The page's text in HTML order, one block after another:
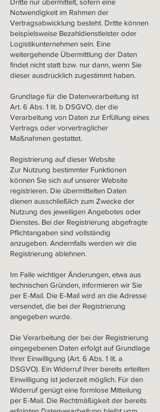
Dritte nur übermittelt, sofern eine
Notwendigkeit im Rahmen der
Vertragsabwicklung besteht. Dritte können
beispielsweise Bezahldienstleister oder
Logistikunternehmen sein. Eine
weitergehende Übermittlung der Daten
findet nicht statt bzw. nur dann, wenn Sie
dieser ausdrücklich zugestimmt haben.
Grundlage für die Datenverarbeitung ist
Art. 6 Abs. 1 lit. b DSGVO, der die
Verarbeitung von Daten zur Erfüllung eines
Vertrags oder vorvertraglicher
Maßnahmen gestattet.
Registrierung auf dieser Website
Zur Nutzung bestimmter Funktionen
können Sie sich auf unserer Website
registrieren. Die übermittelten Daten
dienen ausschließlich zum Zwecke der
Nutzung des jeweiligen Angebotes oder
Dienstes. Bei der Registrierung abgefragte
Pflichtangaben sind vollständig
anzugeben. Andernfalls werden wir die
Registrierung ablehnen.
Im Falle wichtiger Änderungen, etwa aus
technischen Gründen, informieren wir Sie
per E-Mail. Die E-Mail wird an die Adresse
versendet, die bei der Registrierung
angegeben wurde.
Die Verarbeitung der bei der Registrierung
eingegebenen Daten erfolgt auf Grundlage
Ihrer Einwilligung (Art. 6 Abs. 1 lit. a
DSGVO). Ein Widerruf Ihrer bereits erteilten
Einwilligung ist jederzeit möglich. Für den
Widerruf genügt eine formlose Mitteilung
per E-Mail. Die Rechtmäßigkeit der bereits